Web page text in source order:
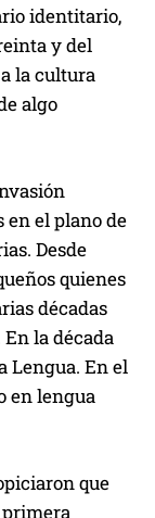
identitario,
y del
la cultura
algo
en el plano de
Desde
quienes
décadas
la década
Lengua. En el
en lengua
que